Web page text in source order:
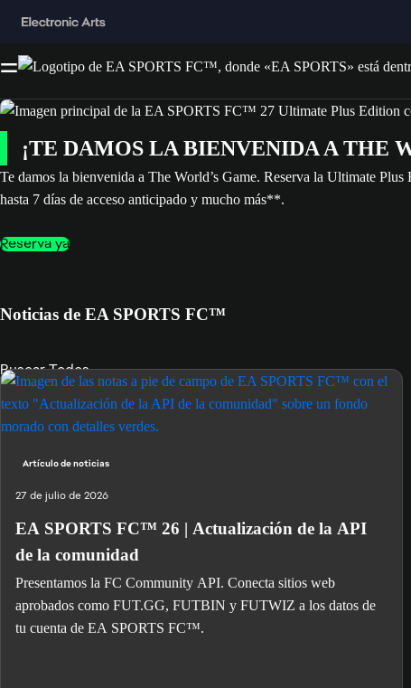
¡TE DAMOS LA BIENVENIDA A THE
Te damos la bienvenida a The World’s Game. Reserva la Ultimate
hasta 7 días de acceso anticipado y mucho más**.
Reserva ya
Noticias de EA SPORTS FC™
Buscar Todos
Artículo de noticias
27 de julio de 2026
EA SPORTS FC™ 26 | Actualización de la API
de la comunidad
Presentamos la FC Community API. Conecta sitios web
aprobados como FUT.GG, FUTBIN y FUTWIZ a los datos de
tu cuenta de EA SPORTS FC™.